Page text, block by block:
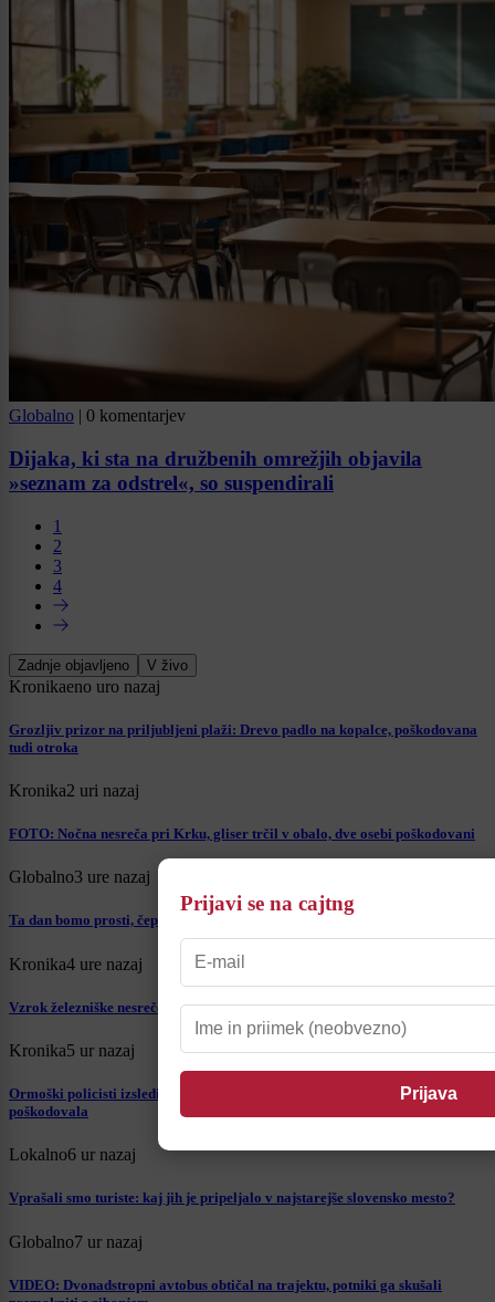
Globalno | 0 komentarjev
Dijaka, ki sta na družbenih omrežjih objavila
»seznam za odstrel«, so suspendirali
1
2
3
4
Zadnje objavljeno V živo
Kronikaeno uro nazaj
Grozljiv prizor na priljubljeni plaži: Drevo padlo na kopalce, poškodovana
tudi otroka
Kronika2 uri nazaj
FOTO: Nočna nesreča pri Krku, gliser trčil v obalo, dve osebi poškodovani
Globalno3 ure nazaj
Ta dan bomo prosti, čeprav ni državni praznik. Poznate razlog?
Kronika4 ure nazaj
Vzrok železniške nesreče na Hrvaškem še ni znan, poškodovanih 25 ljudi
Kronika5 ur nazaj
Ormoški policisti izsledili tri tujce, starejša kolesarka se je v nesreči hudo
poškodovala
Lokalno6 ur nazaj
Vprašali smo turiste: kaj jih je pripeljalo v najstarejše slovensko mesto?
Globalno7 ur nazaj
VIDEO: Dvonadstropni avtobus obtičal na trajektu, potniki ga skušali
Prijavi se na cajtng